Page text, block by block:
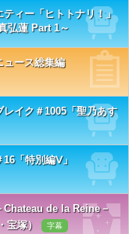
ティー「ヒトトナリ！」
弘蓮 Part 1～
ュース総集編
レイク＃1005「聖乃あす
「特別編Ⅴ」
de la Reine－
宝塚）
字幕